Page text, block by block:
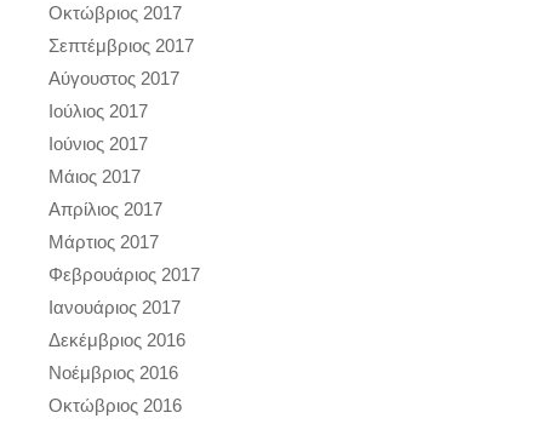
Οκτώβριος 2017
Σεπτέμβριος 2017
Αύγουστος 2017
Ιούλιος 2017
Ιούνιος 2017
Μάιος 2017
Απρίλιος 2017
Μάρτιος 2017
Φεβρουάριος 2017
Ιανουάριος 2017
Δεκέμβριος 2016
Νοέμβριος 2016
Οκτώβριος 2016